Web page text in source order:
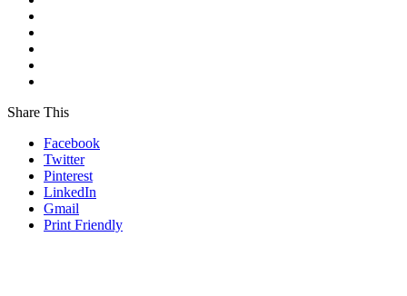
Share This
Facebook
Twitter
Pinterest
LinkedIn
Gmail
Print Friendly